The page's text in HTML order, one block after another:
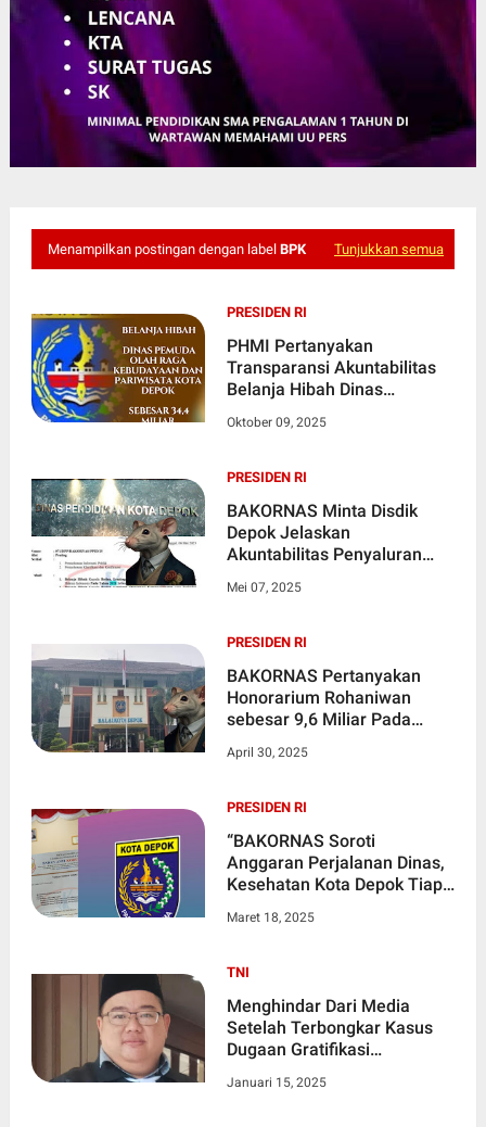
Menampilkan postingan dengan label BPK Tunjukkan semua
PRESIDEN RI
PHMI Pertanyakan
Transparansi Akuntabilitas
Belanja Hibah Dinas
Kebudayaan Dan Pariwisata
Miliar
Oktober 09, 2025
PRESIDEN RI
BAKORNAS Minta Disdik
Depok Jelaskan
Akuntabilitas Penyaluran
Hingga 2023 Mencapai 166,2
Mei 07, 2025
PRESIDEN RI
BAKORNAS Pertanyakan
Honorarium Rohaniwan
sebesar 9,6 Miliar Pada
Kota Depok Tahun 2023
April 30, 2025
PRESIDEN RI
“BAKORNAS Soroti
Anggaran Perjalanan Dinas,
Kesehatan Kota Depok Tiap
Maret 18, 2025
TNI
Menghindar Dari Media
Setelah Terbongkar Kasus
Dugaan Gratifikasi
Januari 15, 2025